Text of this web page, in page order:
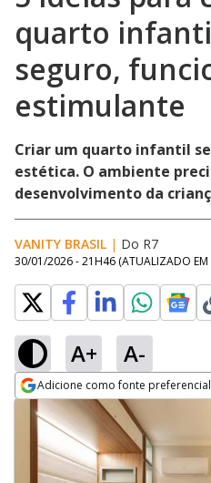
quarto
seguro,
estimulante
Criar um quarto infantil
estética. O ambiente
desenvolvimento da
VANITY BRASIL | Do R7
30/01/2026 - 21H46 (ATUALIZADO EM
A+ A-
Adicione como fonte
Opens in new window